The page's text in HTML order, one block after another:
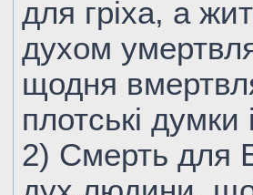
для гріха, а
духом
щодня
плотські
2) Смерть для